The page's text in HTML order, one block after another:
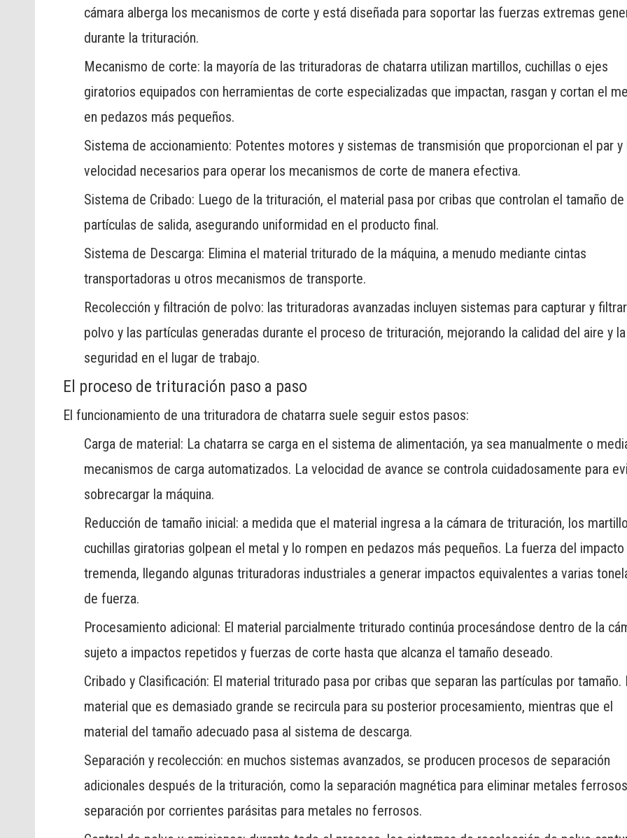
cámara alberga los mecanismos de corte y está diseñada para soportar las fuerzas extremas
durante la trituración.
Mecanismo de corte: la mayoría de las trituradoras de chatarra utilizan martillos, cuchillas o ejes
giratorios equipados con herramientas de corte especializadas que impactan, rasgan y cortan el
en pedazos más pequeños.
Sistema de accionamiento: Potentes motores y sistemas de transmisión que proporcionan el par y
velocidad necesarios para operar los mecanismos de corte de manera efectiva.
Sistema de Cribado: Luego de la trituración, el material pasa por cribas que controlan el tamaño de
partículas de salida, asegurando uniformidad en el producto final.
Sistema de Descarga: Elimina el material triturado de la máquina, a menudo mediante cintas
transportadoras u otros mecanismos de transporte.
Recolección y filtración de polvo: las trituradoras avanzadas incluyen sistemas para capturar y
polvo y las partículas generadas durante el proceso de trituración, mejorando la calidad del aire y la
seguridad en el lugar de trabajo.
El proceso de trituración paso a paso
El funcionamiento de una trituradora de chatarra suele seguir estos pasos:
Carga de material: La chatarra se carga en el sistema de alimentación, ya sea manualmente o
mecanismos de carga automatizados. La velocidad de avance se controla cuidadosamente para
sobrecargar la máquina.
Reducción de tamaño inicial: a medida que el material ingresa a la cámara de trituración, los
cuchillas giratorias golpean el metal y lo rompen en pedazos más pequeños. La fuerza del impacto
tremenda, llegando algunas trituradoras industriales a generar impactos equivalentes a varias
de fuerza.
Procesamiento adicional: El material parcialmente triturado continúa procesándose dentro de la
sujeto a impactos repetidos y fuerzas de corte hasta que alcanza el tamaño deseado.
Cribado y Clasificación: El material triturado pasa por cribas que separan las partículas por tamaño.
material que es demasiado grande se recircula para su posterior procesamiento, mientras que el
material del tamaño adecuado pasa al sistema de descarga.
Separación y recolección: en muchos sistemas avanzados, se producen procesos de separación
adicionales después de la trituración, como la separación magnética para eliminar metales
separación por corrientes parásitas para metales no ferrosos.